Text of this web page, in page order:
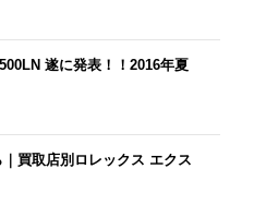
遂に発表！！2016年夏
買取店別ロレックス エクス